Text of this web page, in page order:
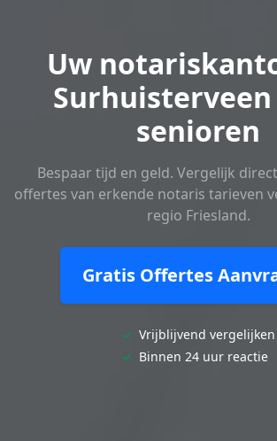
Uw
senioren
Bespaar tijd en geld. Vergelijk
offertes van erkende notaris tarieven
regio Friesland.
Gratis Offertes
✓ Vrijblijvend vergelijken
✓ Binnen 24 uur reactie